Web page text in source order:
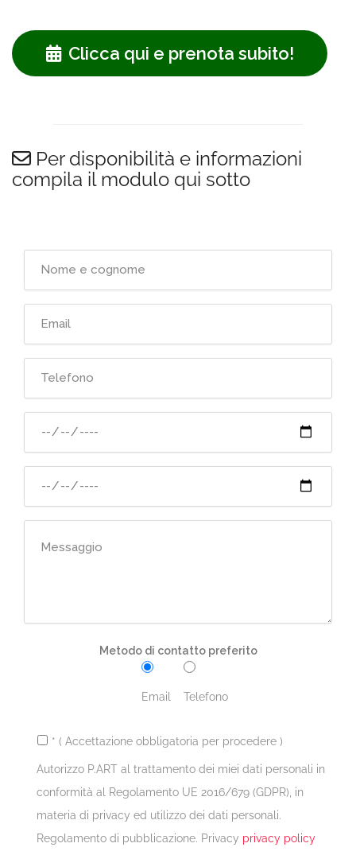
Clicca qui e prenota subito!
Per disponibilità e informazioni
compila il modulo qui sotto
Metodo di contatto preferito
Email Telefono
* ( Accettazione obbligatoria per procedere )
Autorizzo P.ART al trattamento dei miei dati personali in
conformità al Regolamento UE 2016/679 (GDPR), in
materia di privacy ed utilizzo dei dati personali.
Regolamento di pubblicazione. Privacy privacy policy